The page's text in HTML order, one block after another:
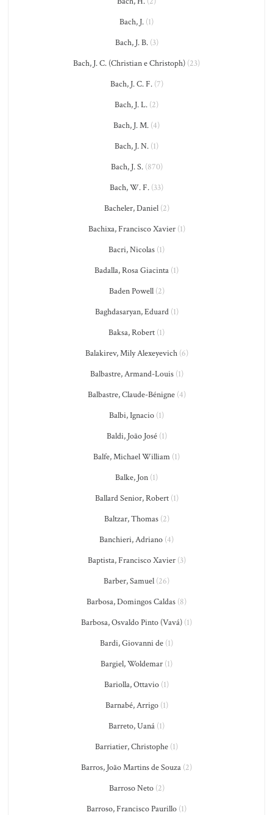
Bach, J. (1)
Bach, J. B.(3)
Bach, J. C. (Christian e Christoph) (23)
Bach, J. C. F.(7)
Bach, J. L. (2)
Bach, J. M. (4)
Bach, J. N. (1)
Bach, J. S.(870)
Bach, W. F. (33)
Bacheler, Daniel(2)
Bachixa, Francisco Xavier(1)
Bacri, Nicolas (1)
Badalla, Rosa Giacinta (1)
Baden Powell(2)
Baghdasaryan, Eduard(1)
Baksa, Robert (1)
Balakirev, Mily Alexeyevich(6)
Balbastre, Armand-Louis(1)
Balbastre, Claude-Bénigne(4)
Balbi, Ignacio (1)
Baldi, João José(1)
Balfe, Michael William (1)
Balke, Jon (1)
Ballard Senior, Robert(1)
Baltzar, Thomas(2)
Banchieri, Adriano (4)
Baptista, Francisco Xavier(3)
Barber, Samuel (26)
Barbosa, Domingos Caldas (8)
Barbosa, Osvaldo Pinto (Vavá) (1)
Bardi, Giovanni de (1)
Bargiel, Woldemar (1)
Bariolla, Ottavio (1)
Barnabé, Arrigo(1)
Barreto, Uaná (1)
Barriatier, Christophe (1)
Barros, João Martins de Souza (2)
Barroso Neto(2)
Barroso, Francisco Paurillo (1)